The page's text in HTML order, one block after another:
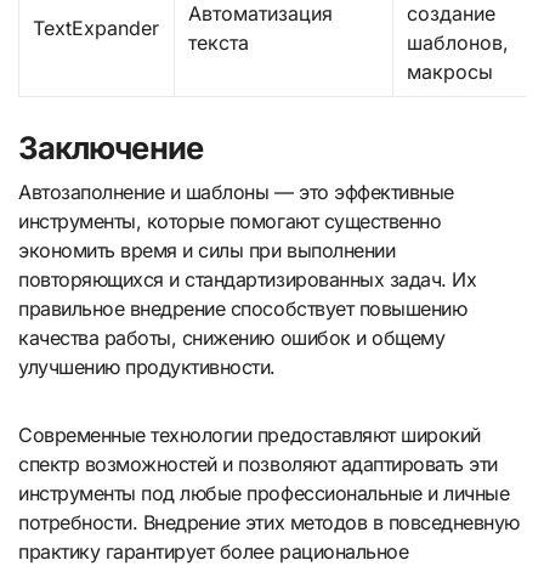
TextExpander
Автоматизация
текста
создание
шаблонов,
макросы
Заключение
Автозаполнение и шаблоны — это эффективные
инструменты, которые помогают существенно
экономить время и силы при выполнении
повторяющихся и стандартизированных задач. Их
правильное внедрение способствует повышению
качества работы, снижению ошибок и общему
улучшению продуктивности.
Современные технологии предоставляют широкий
спектр возможностей и позволяют адаптировать эти
инструменты под любые профессиональные и личные
потребности. Внедрение этих методов в повседневную
практику гарантирует более рациональное